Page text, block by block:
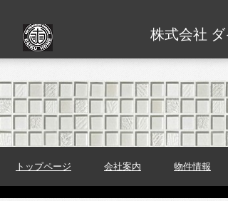
株式会社
トップページ 会社案内 物件情報